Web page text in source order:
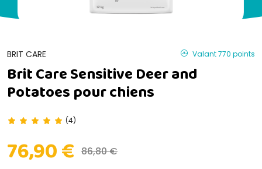
BRIT CARE Valant 770 points
Brit Care Sensitive Deer and
Potatoes pour chiens
(4)
76,90 € 86,80 €